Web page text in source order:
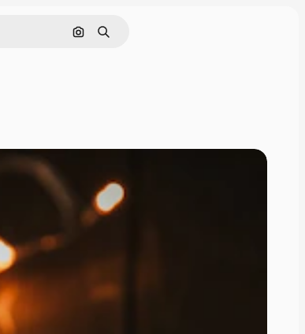
Cerca per immagine
Ricerca